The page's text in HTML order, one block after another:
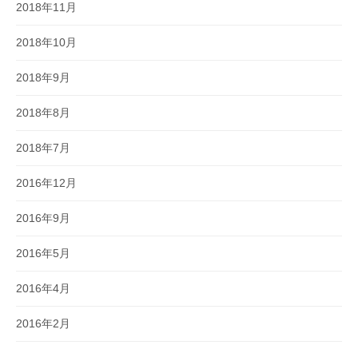
2018年11月
2018年10月
2018年9月
2018年8月
2018年7月
2016年12月
2016年9月
2016年5月
2016年4月
2016年2月